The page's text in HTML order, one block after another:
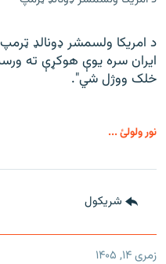
د امریکا ولسمشر ډونالډ
ایران سره یوې هوکړې ته
خلک ووژل شي".
نور ولولئ ...
شريکول
زمری ۱۴, ۱۴۰۵